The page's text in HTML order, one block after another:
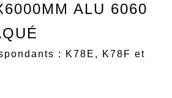
ALU 6060
: K78E, K78F et